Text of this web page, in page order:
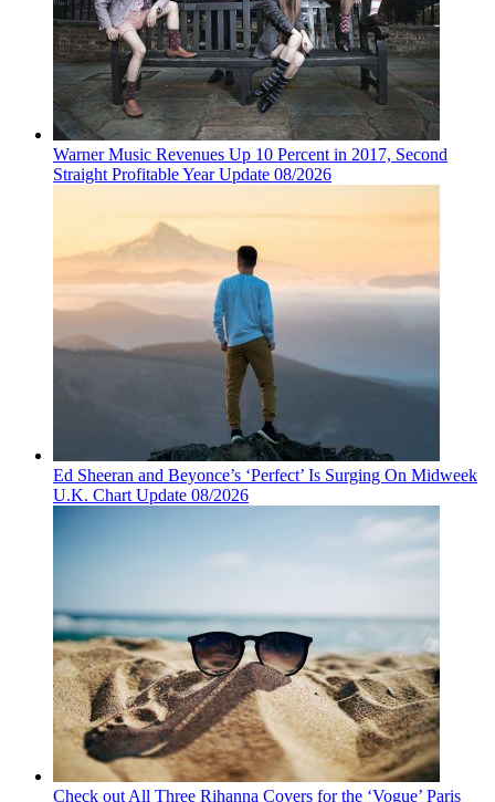
Warner Music Revenues Up 10 Percent in 2017, Second
Straight Profitable Year Update 08/2026
Ed Sheeran and Beyonce’s ‘Perfect’ Is Surging On Midweek
U.K. Chart Update 08/2026
Check out All Three Rihanna Covers for the ‘Vogue’ Paris